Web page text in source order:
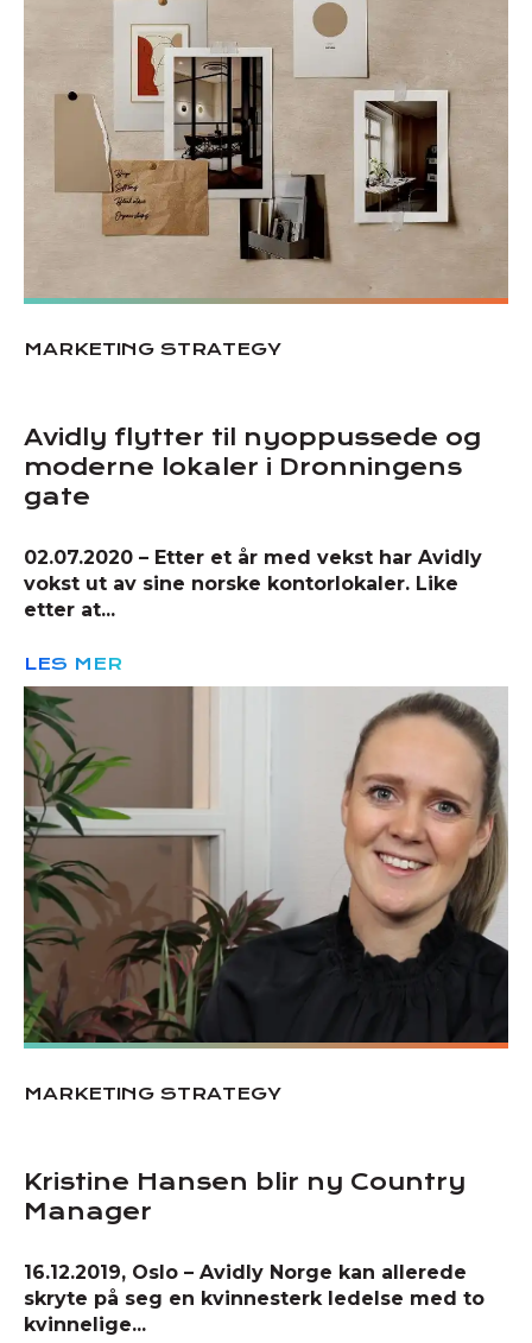
MARKETING STRATEGY
Avidly flytter til nyoppussede og
moderne lokaler i Dronningens
gate
02.07.2020 – Etter et år med vekst har Avidly
vokst ut av sine norske kontorlokaler. Like
etter at...
LES MER
MARKETING STRATEGY
Kristine Hansen blir ny Country
Manager
16.12.2019, Oslo – Avidly Norge kan allerede
skryte på seg en kvinnesterk ledelse med to
kvinnelige...